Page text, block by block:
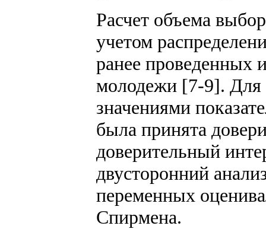
Расчет объема
учетом
ранее проведенных
молодежи [7-9]. Для
значениями
была принята
доверительный
двусторонний
переменных
Спирмена.